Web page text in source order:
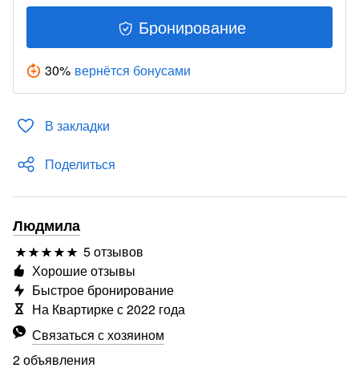
Бронирование
30% вернётся бонусами
В закладки
Поделиться
Людмила
5 отзывов
Связаться с хозяином
2 объявления
Хорошие отзывы
Быстрое бронирование
На Квартирке с 2022 года